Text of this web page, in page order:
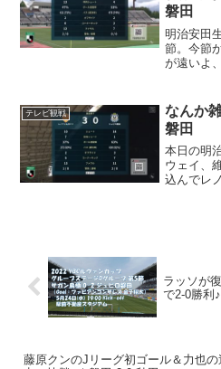
磐田
明治安田
節。今節
が遠いよ
勝したモ
フトスタ
テレビ観戦
なんか
磐田
本日の明
ウェイ、
込んでレ
ラッソが
で2-0勝利
藤原クンのJリーグ初ゴール＆力也の